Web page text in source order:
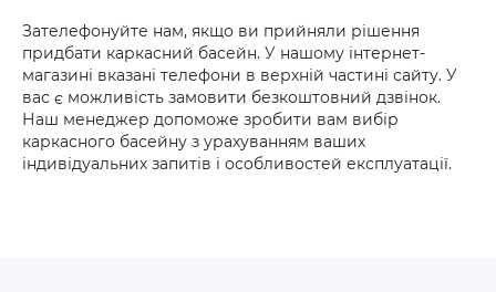
Зателефонуйте нам, якщо ви прийняли рішення
придбати каркасний басейн. У нашому інтернет-
магазині вказані телефони в верхній частині сайту. У
вас є можливість замовити безкоштовний дзвінок.
Наш менеджер допоможе зробити вам вибір
каркасного басейну з урахуванням ваших
індивідуальних запитів і особливостей експлуатації.